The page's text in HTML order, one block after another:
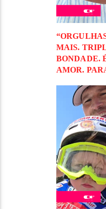
MAIS.
BONDADE.
AMOR.